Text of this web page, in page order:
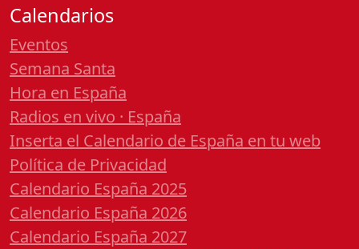
Calendarios
Eventos
Semana Santa
Hora en España
Radios en vivo · España
Inserta el Calendario de España en tu web
Política de Privacidad
Calendario España 2025
Calendario España 2026
Calendario España 2027